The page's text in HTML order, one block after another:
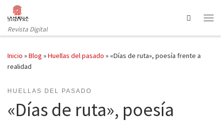
Saltar al contenido
Revista Digital
Search
Inicio »Blog »Huellas del pasado » «Días de ruta», poesía frente a
realidad
HUELLAS DEL PASADO
«Días de ruta», poesía